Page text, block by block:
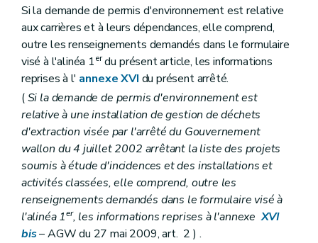
Si la demande de permis d'environnement est relative
aux carrières et à leurs dépendances, elle comprend,
outre les renseignements demandés dans le formulaire
visé à l'alinéa 1erdu présent article, les informations
reprises à l' annexe XVI du présent arrêté.
(Si la demande de permis d'environnement est
relative à une installation de gestion de déchets
d'extraction visée par l'arrêté du Gouvernement
wallon du 4 juillet 2002 arrêtant la liste des projets
soumis à étude d'incidences et des installations et
activités classées, elle comprend, outre les
renseignements demandés dans le formulaire visé à
l'alinéa 1er, les informations reprises à l'annexeXVI
bis– AGW du 27 mai 2009, art. 2 ) .